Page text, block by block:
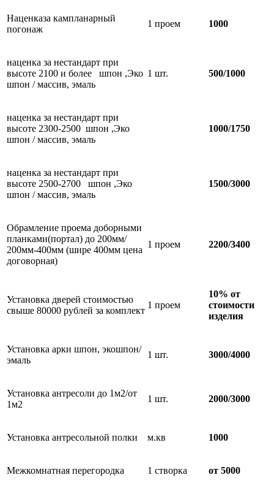
Наценказа кампланарный
погонаж
1 проем 1000
наценка за нестандарт при
высоте 2100 и более шпон ,Эко
шпон / массив, эмаль
1 шт. 500/1000
наценка за нестандарт при
высоте 2300-2500 шпон ,Эко
шпон / массив, эмаль
1000/1750
наценка за нестандарт при
высоте 2500-2700 шпон ,Эко
шпон / массив, эмаль
1500/3000
Обрамление проема доборными
планками(портал) до 200мм/
200мм-400мм (шире 400мм цена
договорная)
1 проем 2200/3400
Установка дверей стоимостью
свыше 80000 рублей за комплект
1 проем
10% от
стоимости
изделия
Установка арки шпон, экошпон/
эмаль
1 шт. 3000/4000
Установка антресоли до 1м2/от
1м2
1 шт. 2000/3000
Установка антресольной полки м.кв 1000
Межкомнатная перегородка 1 створка от 5000